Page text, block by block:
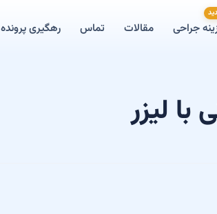
جراحی مقالات تماس رهگیری پرونده
لیزر